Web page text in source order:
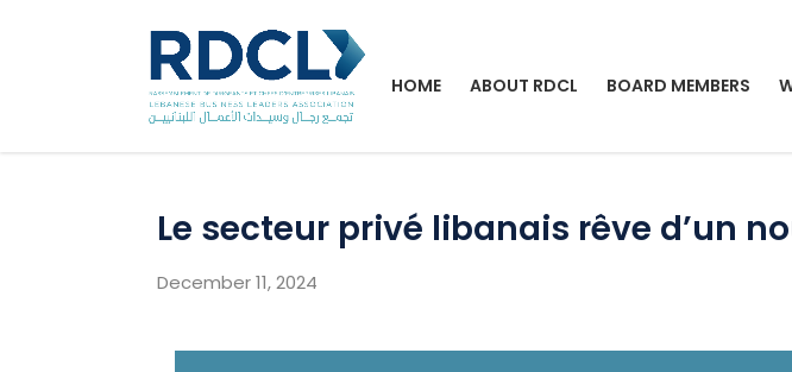
HOME ABOUT RDCL BOARD MEMBERS
Le secteur privé libanais rêve d’un
December 11, 2024